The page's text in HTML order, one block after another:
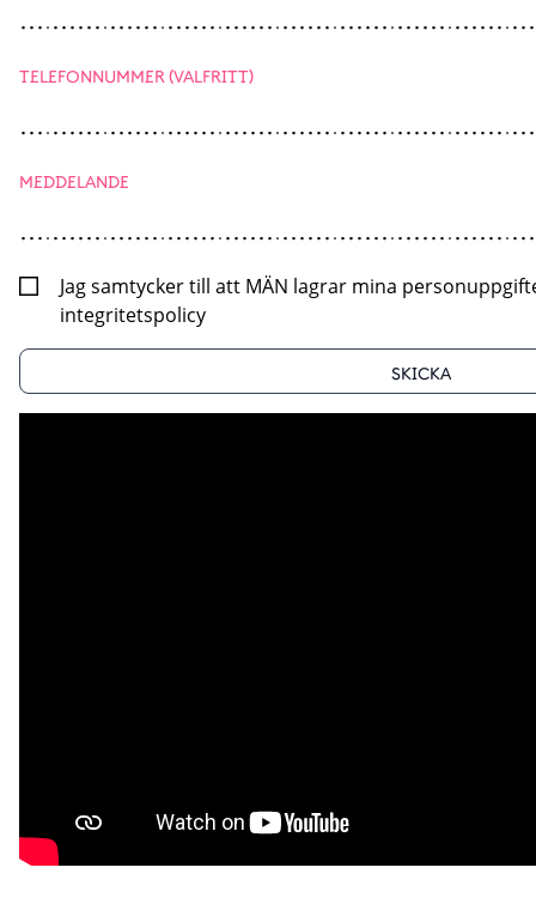
TELEFONNUMMER (VALFRITT)
MEDDELANDE
Jag samtycker till att MÄN lagrar mina
integritetspolicy
SKICKA